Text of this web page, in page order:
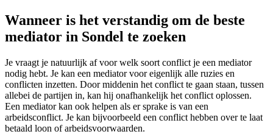
Wanneer is het verstandig om de beste
mediator in Sondel te zoeken
Je vraagt je natuurlijk af voor welk soort conflict je een mediator
nodig hebt. Je kan een mediator voor eigenlijk alle ruzies en
conflicten inzetten. Door middenin het conflict te gaan staan, tussen
allebei de partijen in, kan hij onafhankelijk het conflict oplossen.
Een mediator kan ook helpen als er sprake is van een
arbeidsconflict. Je kan bijvoorbeeld een conflict hebben over te laat
betaald loon of arbeidsvoorwaarden.